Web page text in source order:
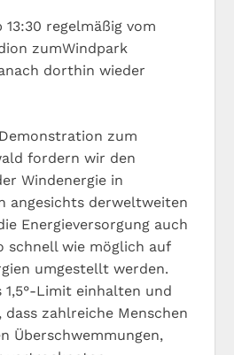
regelmäßig vom
zumWindpark
dorthin wieder
zum
fordern wir den
Windenergie in
angesichts derweltweiten
Energieversorgung auch
schnell wie möglich auf
umgestellt werden.
Limit einhalten und
zahlreiche Menschen
Überschwemmungen,